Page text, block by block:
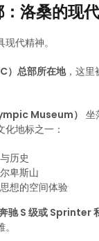
洛桑的现
代精神。
）总部所在地，这里
Museum） 坐
地标之一：
历史
卑斯山
想的空间体验
驰 S 级或 Sprinter